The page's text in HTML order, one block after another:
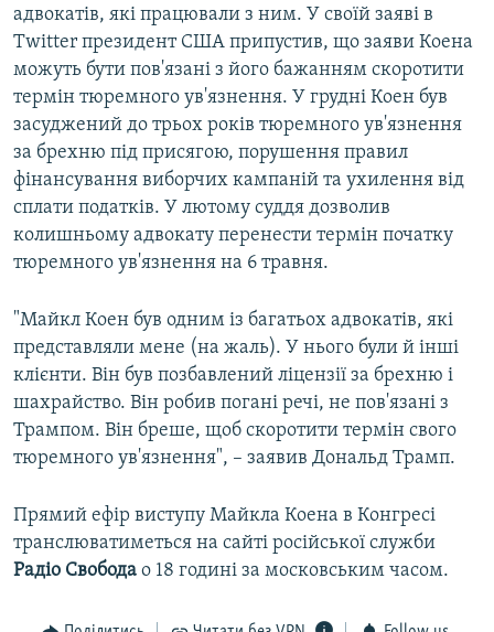
адвокатів, які працювали з ним. У своїй заяві в
Twitter президент США припустив, що заяви Коена
можуть бути пов'язані з його бажанням скоротити
термін тюремного ув'язнення. У грудні Коен був
засуджений до трьох років тюремного ув'язнення
за брехню під присягою, порушення правил
фінансування виборчих кампаній та ухилення від
сплати податків. У лютому суддя дозволив
колишньому адвокату перенести термін початку
тюремного ув'язнення на 6 травня.
"Майкл Коен був одним із багатьох адвокатів, які
представляли мене (на жаль). У нього були й інші
клієнти. Він був позбавлений ліцензії за брехню і
шахрайство. Він робив погані речі, не пов'язані з
Трампом. Він бреше, щоб скоротити термін свого
тюремного ув'язнення", – заявив Дональд Трамп.
Прямий ефір виступу Майкла Коена в Конгресі
транслюватиметься на сайті російської служби
Радіо Свобода о 18 годині за московським часом.